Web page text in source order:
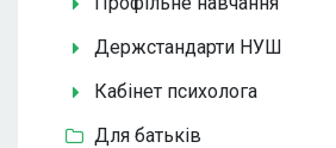
Держстандарти НУШ
Кабінет психолога
Для батьків